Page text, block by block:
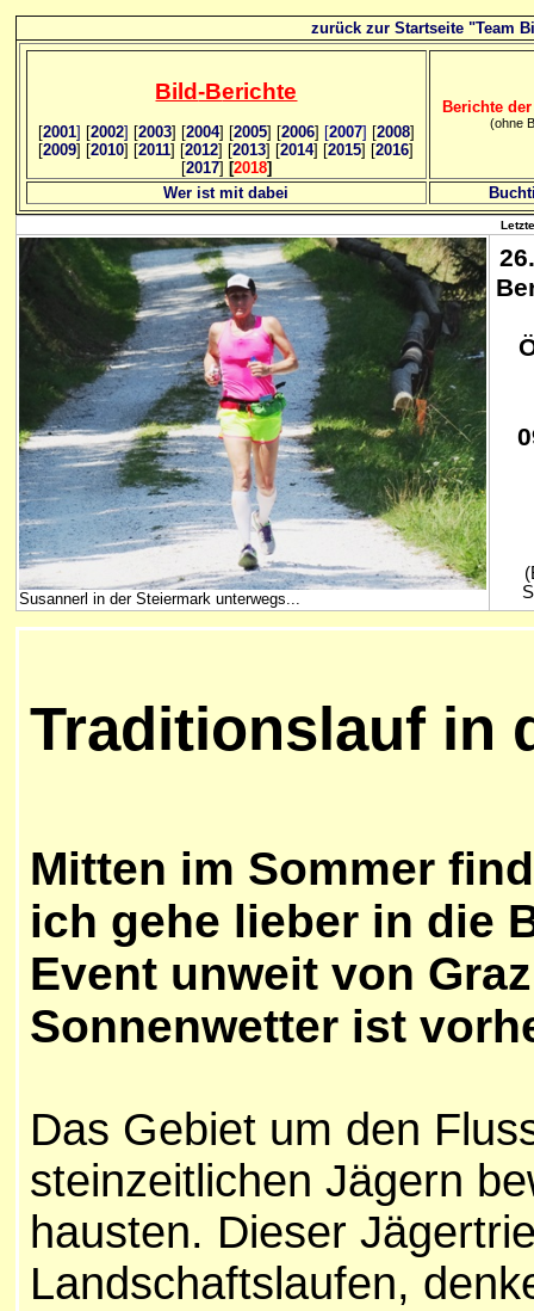
zurück zur Startseite "Team
Bild-Berichte
[2001] [2002] [2003] [2004] [2005] [2006] [2007] [2008]
[2009] [2010] [2011] [2012] [2013] [2014] [2015] [2016]
[2017] [2018]
Berichte
(ohne
Wer ist mit dabei
Susannerl in der Steiermark unterwegs...
26
Traditionslauf in
Mitten im Sommer
ich gehe lieber in die
Event unweit von
Sonnenwetter ist
Das Gebiet um den
steinzeitlichen Jägern
hausten. Dieser
Landschaftslaufen,